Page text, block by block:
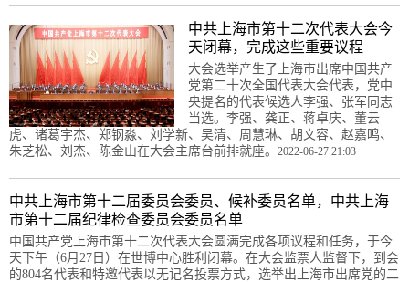
中共上海市第十二次代表大会今
天闭幕，完成这些重要议程
大会选举产生了上海市出席中国共产
党第二十次全国代表大会代表，党中
央提名的代表候选人李强、张军同志
当选。李强、龚正、蒋卓庆、董云
虎、诸葛宇杰、郑钢淼、刘学新、吴清、周慧琳、胡文容、赵嘉鸣、
朱芝松、刘杰、陈金山在大会主席台前排就座。 2022-06-27 21:03
中共上海市第十二届委员会委员、候补委员名单，中共上海
市第十二届纪律检查委员会委员名单
中国共产党上海市第十二次代表大会圆满完成各项议程和任务，于今
天下午（6月27日）在世博中心胜利闭幕。在大会监票人监督下，到会
的804名代表和特邀代表以无记名投票方式，选举出上海市出席党的二